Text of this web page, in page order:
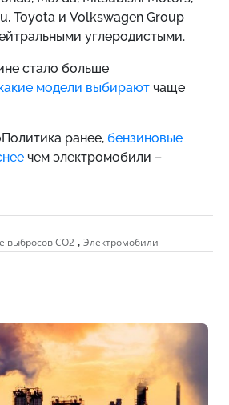
Toyota и Volkswagen Group
углеродистыми.
стало больше
модели выбирают чаще
ранее, бензиновые
чем электромобили –
выбросов CO2 , Электромобили